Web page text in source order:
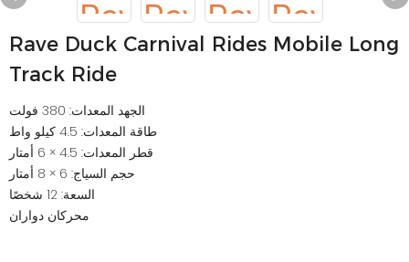
Rave Duck Carnival Rides Mobile Long
Track Ride
الجهد المعدات: 380 فولت
طاقة المعدات: 4.5 كيلو واط
قطر المعدات: 4.5 × 6 أمتار
حجم السياج: 6 × 8 أمتار
السعة: 12 شخصًا
محركان دواران